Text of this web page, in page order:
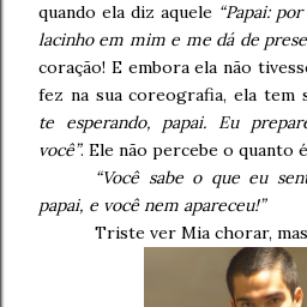
quando ela diz aquele “Papai:
lacinho em mim e me dá de
coração! E embora ela não
fez na sua coreografia, ela tem
te esperando, papai. Eu
você”. Ele não percebe o quanto
“Você sabe o que eu
papai, e você nem apareceu!”
Triste ver Mia chorar,